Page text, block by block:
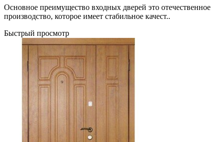
Основное преимущество входных дверей это отечественное
производство, которое имеет стабильное качест..
Быстрый просмотр